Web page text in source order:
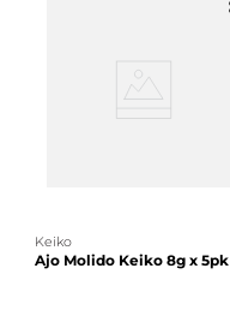
keiko
Ajo Molido Keiko 8g x 5pk